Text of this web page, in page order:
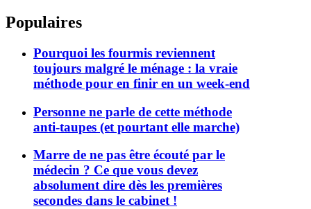
Populaires
Pourquoi les fourmis reviennent
toujours malgré le ménage : la vraie
méthode pour en finir en un week-end
Personne ne parle de cette méthode
anti-taupes (et pourtant elle marche)
Marre de ne pas être écouté par le
médecin ? Ce que vous devez
absolument dire dès les premières
secondes dans le cabinet !